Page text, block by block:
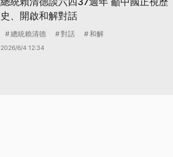
史、開啟和解對話
總統賴清德 對話 和解
2026/6/4 12:34